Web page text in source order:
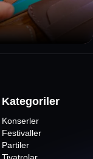
Kategoriler
Konserler
Festivaller
Partiler